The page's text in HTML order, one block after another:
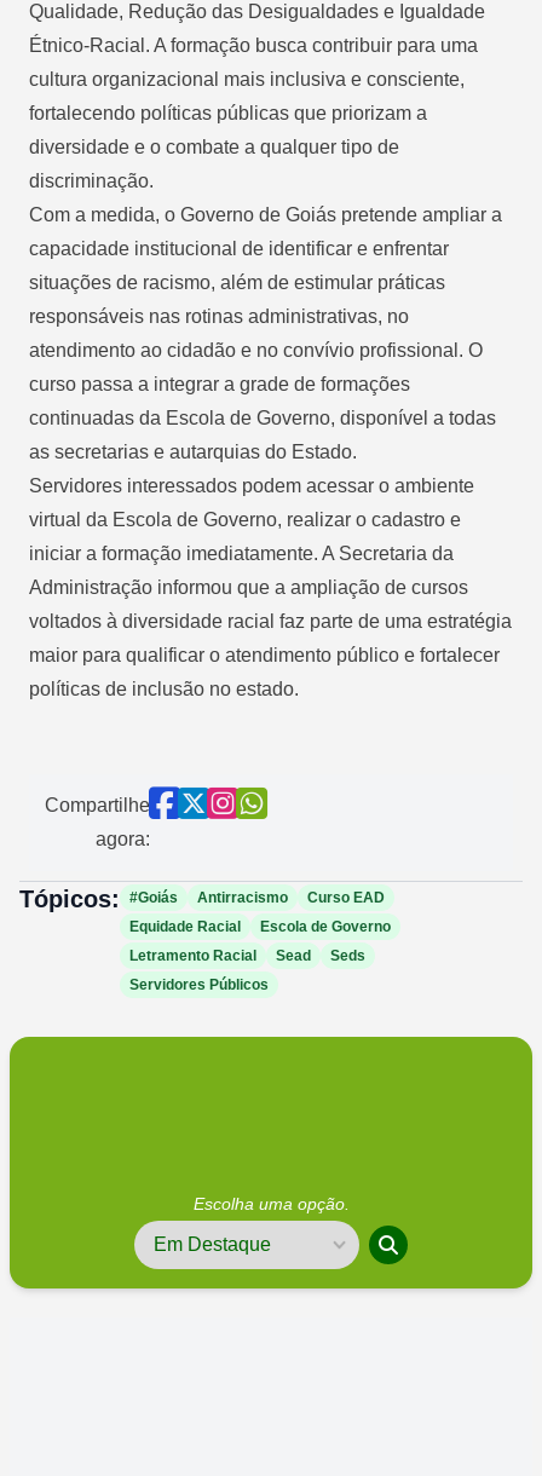
Qualidade, Redução das Desigualdades e Igualdade
Étnico-Racial. A formação busca contribuir para uma
cultura organizacional mais inclusiva e consciente,
fortalecendo políticas públicas que priorizam a
diversidade e o combate a qualquer tipo de
discriminação.
Com a medida, o Governo de Goiás pretende ampliar a
capacidade institucional de identificar e enfrentar
situações de racismo, além de estimular práticas
responsáveis nas rotinas administrativas, no
atendimento ao cidadão e no convívio profissional. O
curso passa a integrar a grade de formações
continuadas da Escola de Governo, disponível a todas
as secretarias e autarquias do Estado.
Servidores interessados podem acessar o ambiente
virtual da Escola de Governo, realizar o cadastro e
iniciar a formação imediatamente. A Secretaria da
Administração informou que a ampliação de cursos
voltados à diversidade racial faz parte de uma estratégia
maior para qualificar o atendimento público e fortalecer
políticas de inclusão no estado.
Compartilhe
agora:
Tópicos: #Goiás Antirracismo
Curso EAD
Equidade Racial
Escola de Governo
Letramento Racial
Sead
Seds
Servidores Públicos
Escolha uma opção.